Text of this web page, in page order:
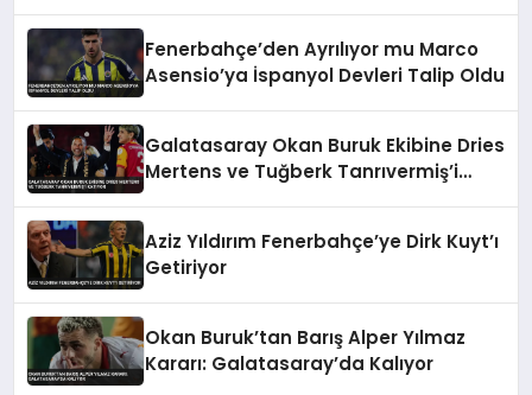
Fenerbahçe’den Ayrılıyor mu Marco
Asensio’ya İspanyol Devleri Talip Oldu
Galatasaray Okan Buruk Ekibine Dries
Mertens ve Tuğberk Tanrıvermiş’i
Aziz Yıldırım Fenerbahçe’ye Dirk Kuyt’ı
Getiriyor
Okan Buruk’tan Barış Alper Yılmaz
Kararı: Galatasaray’da Kalıyor